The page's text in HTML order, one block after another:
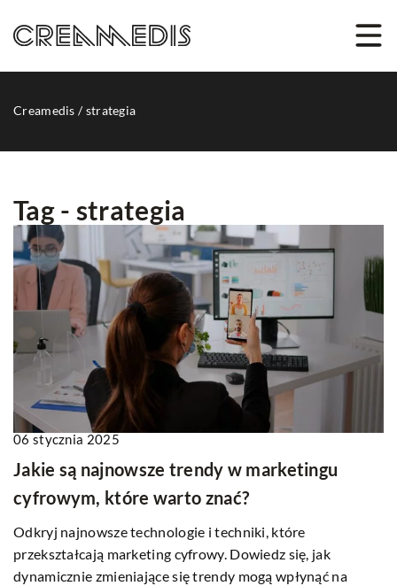
Creamedis /strategia
Tag - strategia
06 stycznia 2025
Jakie są najnowsze trendy w marketingu
cyfrowym, które warto znać?
Odkryj najnowsze technologie i techniki, które
przekształcają marketing cyfrowy. Dowiedz się, jak
dynamicznie zmieniające się trendy mogą wpłynąć na